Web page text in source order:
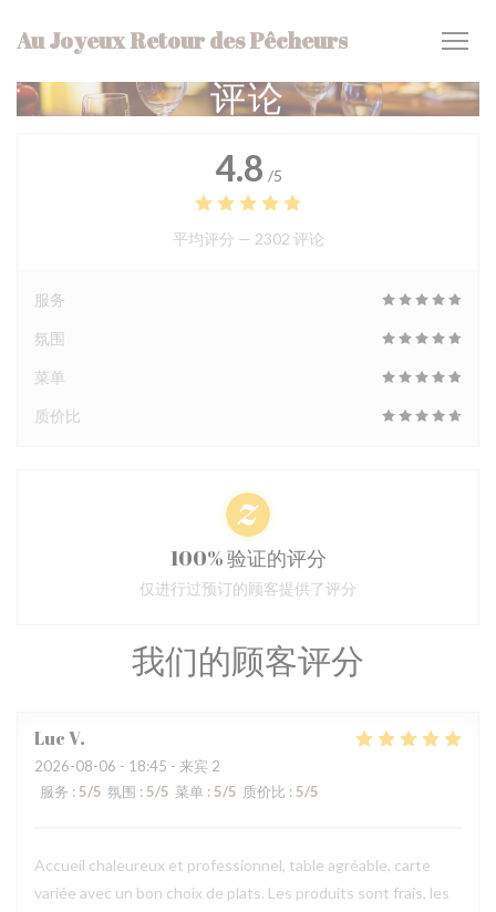
Au Joyeux Retour des Pêcheurs
评论
我们的顾客评分
LucV
2026-08-06 - 18:45 - 来宾 2
服务 : 5/5 氛围 : 5/5 菜单 : 5/5 质价比 : 5/5
Accueil chaleureux et professionnel, table agréable, carte
variée avec un bon choix de plats. Les produits sont frais, les
4.8 /5
平均评分 — 2302 评论
服务
氛围
菜单
质价比
100% 验证的评分
仅进行过预订的顾客提供了评分